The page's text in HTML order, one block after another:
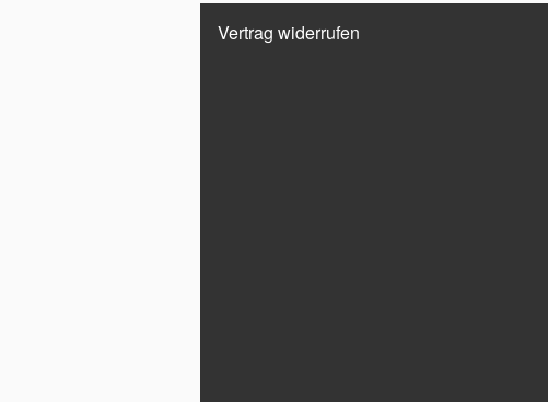
Vertrag widerrufen